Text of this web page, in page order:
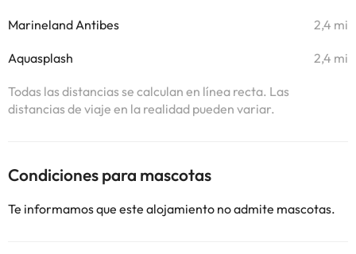
Marineland Antibes 2,4 mi
Aquasplash 2,4 mi
Todas las distancias se calculan en línea recta. Las
distancias de viaje en la realidad pueden variar.
Condiciones para mascotas
Te informamos que este alojamiento no admite mascotas.